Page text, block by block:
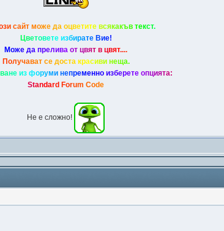
зи сайт може да оцветите всякакъв текст.
Цветовете избирате Вие!
Може да прелива от цвят в цвят....
Получават се доста красиви неща.
ване из форуми непременно изберете опцията:
Standard Forum Code
Не е сложно!